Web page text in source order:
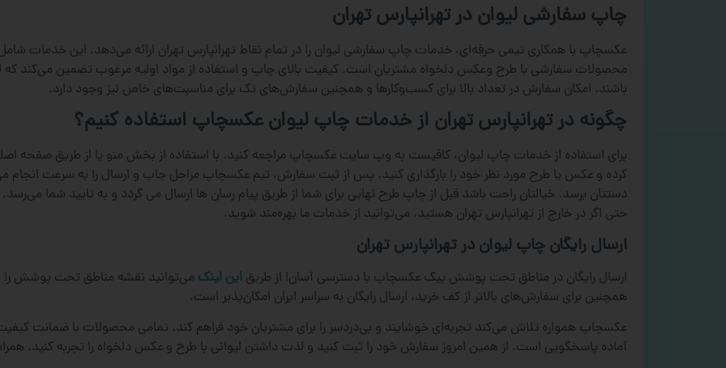
چاپ سفارشی لیوان در تهرانپارس تهران
عکسچاپ با همکاری تیمی حرفه‌ای، خدمات چاپ سفارشی لیوان را در تمام نقاط تهرانپارس تهران ارائه می‌دهد. این خدمات
محصولات سفارشی با طرح وعکس دلخواه مشتریان است. کیفیت بالای چاپ و استفاده از مواد اولیه مرغوب تضمین می‌کند که
باشند. امکان سفارش در تعداد بالا برای کسب‌وکارها و همچنین سفارش‌های تک برای مناسبت‌های خاص نیز وجود دارد.
چگونه در تهرانپارس تهران از خدمات چاپ لیوان عکسچاپ استفاده کنیم؟
برای استفاده از خدمات چاپ لیوان، کافیست به وب سایت عکسچاپ مراجعه کنید. با استفاده از بخش منو یا از طریق صفحه
کرده و عکس یا طرح مورد نظر خود را بارگذاری کنید. پس از ثبت سفارش، تیم عکسچاپ مراحل چاپ و ارسال را به سرعت
دستتان برسد. خیالتان راحت باشد قبل از چاپ طرح نهایی برای شما از طریق پیام رسان ها ارسال می گردد و به تایید شما می‌رسد.
حتی اگر در خارج از تهرانپارس تهران هستید، می‌توانید از خدمات ما بهره‌مند شوید.
ارسال رایگان چاپ لیوان در تهرانپارس تهران
ارسال رایگان در مناطق تحت پوشش پیک عکسچاپ با دسترسی آسان! از طریق این لینک می‌توانید نقشه مناطق تحت پوشش را
همچنین برای سفارش‌های بالاتر از کف خرید، ارسال رایگان به سراسر ایران امکان‌پذیر است.
عکسچاپ همواره تلاش می‌کند تجربه‌ای خوشایند و بی‌دردسر را برای مشتریان خود فراهم کند. تمامی محصولات با ضمانت کیفیت
آماده پاسخگویی است. از همین امروز سفارش خود را ثبت کنید و لذت داشتن لیوانی با طرح و عکس دلخواه را تجربه کنید.